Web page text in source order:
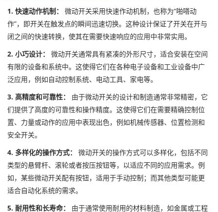
1. 快速动作机制：
微动开关采用快速作动机制，也称为“啪嗒动
作”，即开关在触发点的瞬间迅速切换。这种设计保证了开关在开与
闭之间的快速转换，使其在需要快速响应的应用中非常实用。
2. 小巧设计：
微动开关通常具有紧凑的外形尺寸，适合安装在空间
有限的设备和系统中。这使得它们在各种电子设备和工业设备中广
泛应用，例如自动控制系统、电动工具、家电等。
3. 高精度和可靠性：
由于微动开关的设计和制造通常非常精密，它
们提供了高度的可靠性和操作精度。这使得它们在需要精确控制位
置、力量或动作的应用中表现出色，例如机械传感器、位置检测和
安全开关。
4. 多样化的操作方式：
微动开关的操作方式可以多样化，包括不同
类型的悬臂杆、滚轮或者按压按钮等，以适应不同的应用需求。例
如，某些微动开关配有按钮，适用于手动控制；而其他类型可能更
适合自动化系统的需求。
5. 耐用性和长寿命：
由于通常使用耐用的材料制造，如金属或工程